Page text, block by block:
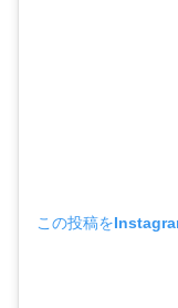
この投稿を